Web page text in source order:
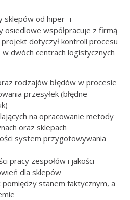
sklepów od hiper- i
osiedlowe współpracuje z firmą
dotyczył kontroli procesu
dwóch centrach logistycznych
rodzajów błędów w procesie
przesyłek (błędne
na opracowanie metody
oraz sklepach
system przygotowywania
pracy zespołów i jakości
dla sklepów
pomiędzy stanem faktycznym, a